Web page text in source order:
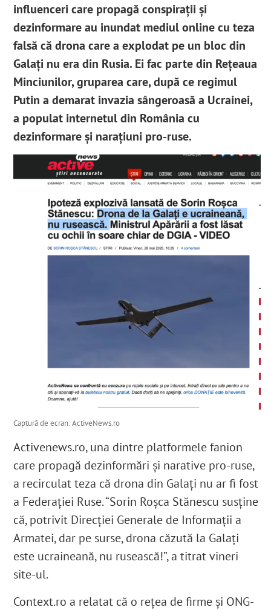
influenceri care propagă conspirații și
dezinformare au inundat mediul online cu teza
falsă că drona care a explodat pe un bloc din
Galați nu era din Rusia. Ei fac parte din Rețeaua
Minciunilor, gruparea care, după ce regimul
Putin a demarat invazia sângeroasă a Ucrainei,
a populat internetul din România cu
dezinformare și narațiuni pro-ruse.
Captură de ecran: ActiveNews.ro
Activenews.ro,una dintre platformele fanion
care propagă dezinformări și narative pro-ruse,
a recirculat teza că drona din Galați nu ar fi fost
a Federației Ruse. “Sorin Roșca Stănescu susține
că, potrivit Direcției Generale de Informații a
Armatei, dar pe surse,drona căzută la Galați
este ucraineană, nu rusească!”, a titrat vineri
site-ul.
Context.ro a relatat că o rețea de firme și ONG-